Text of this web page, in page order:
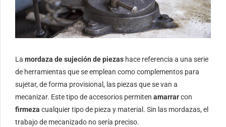
La mordaza de sujeción de piezas hace referencia a una serie
de herramientas que se emplean como complementos para
sujetar, de forma provisional, las piezas que se van a
mecanizar. Este tipo de accesorios permiten amarrarcon
firmeza cualquier tipo de pieza y material. Sin las mordazas, el
trabajo de mecanizado no sería preciso.